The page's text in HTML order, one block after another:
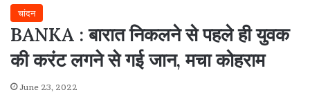
चांदन
BANKA : बारात निकलने से पहले ही युवक
की करंट लगने से गई जान, मचा कोहराम
June 23, 2022